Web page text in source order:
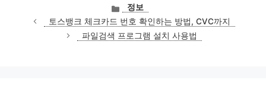
카
테
고
리
정보
토스뱅크 체크카드 번호 확인하는 방법, CVC까지
파일검색 프로그램 설치 사용법